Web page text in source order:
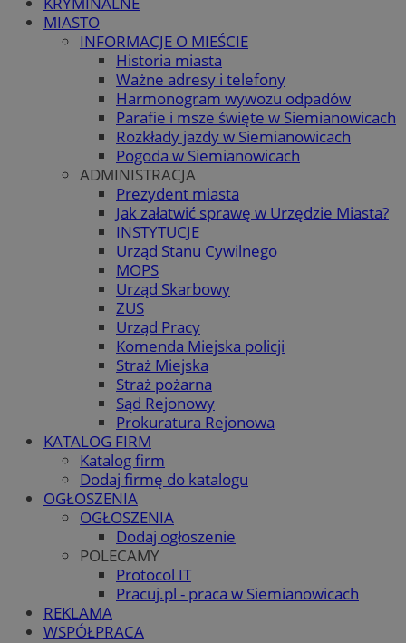
MIASTO
INFORMACJE O MIEŚCIE
Historia miasta
Ważne adresy i telefony
Harmonogram wywozu odpadów
Parafie i msze święte w Siemianowicach
Rozkłady jazdy w Siemianowicach
Pogoda w Siemianowicach
ADMINISTRACJA
Prezydent miasta
Jak załatwić sprawę w Urzędzie Miasta?
INSTYTUCJE
Urząd Stanu Cywilnego
MOPS
Urząd Skarbowy
ZUS
Urząd Pracy
Komenda Miejska policji
Straż Miejska
Straż pożarna
Sąd Rejonowy
Prokuratura Rejonowa
KATALOG FIRM
Katalog firm
Dodaj firmę do katalogu
OGŁOSZENIA
OGŁOSZENIA
Dodaj ogłoszenie
POLECAMY
Protocol IT
Pracuj.pl - praca w Siemianowicach
REKLAMA
WSPÓŁPRACA